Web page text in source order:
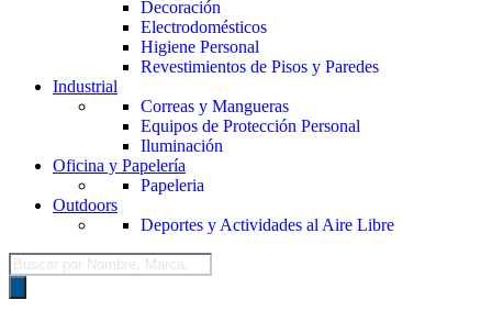
Decoración
Electrodomésticos
Higiene Personal
Revestimientos de Pisos y Paredes
Industrial
Correas y Mangueras
Equipos de Protección Personal
Iluminación
Oficina y Papelería
Papeleria
Outdoors
Deportes y Actividades al Aire Libre
Búsqueda
de
productos